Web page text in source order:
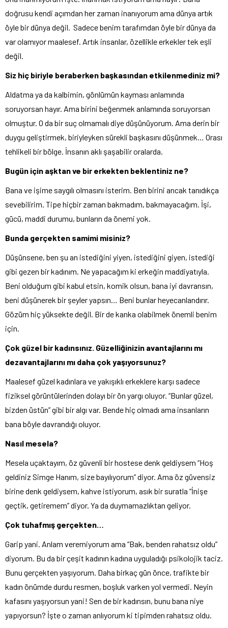
doğrusu kendi açımdan her zaman inanıyorum ama dünya artık
öyle bir dünya değil. Sadece benim tarafımdan öyle bir dünya da
var olamıyor maalesef. Artık insanlar, özellikle erkekler tek eşli
değil.
Siz hiç biriyle beraberken başkasından etkilenmediniz mi?
Aldatma ya da kalbimin, gönlümün kayması anlamında
soruyorsan hayır. Ama birini beğenmek anlamında soruyorsan
olmuştur. O da bir suç olmamalı diye düşünüyorum. Ama derin bir
duygu geliştirmek, biriyleyken sürekli başkasını düşünmek… Orası
tehlikeli bir bölge. İnsanın aklı şaşabilir oralarda.
Bugün için aşktan ve bir erkekten beklentiniz ne?
Bana ve işime saygılı olmasını isterim. Ben birini ancak tanıdıkça
sevebilirim. Tipe hiçbir zaman bakmadım, bakmayacağım. İşi,
gücü, maddi durumu, bunların da önemi yok.
Bunda gerçekten samimi misiniz?
Düşünsene, ben şu an istediğini yiyen, istediğini giyen, istediği
gibi gezen bir kadınım. Ne yapacağım ki erkeğin maddiyatıyla.
Beni olduğum gibi kabul etsin, komik olsun, bana iyi davransın,
beni düşünerek bir şeyler yapsın… Beni bunlar heyecanlandırır.
Gözüm hiç yüksekte değil. Bir de kanka olabilmek önemli benim
için.
Çok güzel bir kadınsınız. Güzelliğinizin avantajlarını mı
dezavantajlarını mı daha çok yaşıyorsunuz?
Maalesef güzel kadınlara ve yakışıklı erkeklere karşı sadece
fiziksel görüntülerinden dolayı bir ön yargı oluyor. “Bunlar güzel,
bizden üstün” gibi bir algı var. Bende hiç olmadı ama insanların
bana böyle davrandığı oluyor.
Nasıl mesela?
Mesela uçaktayım, öz güvenli bir hostese denk geldiysem “Hoş
geldiniz Simge Hanım, size bayılıyorum” diyor. Ama öz güvensiz
birine denk geldiysem, kahve istiyorum, asık bir suratla “İnişe
geçtik, getiremem” diyor. Ya da duymamazlıktan geliyor.
Çok tuhafmış gerçekten…
Garip yani. Anlam veremiyorum ama “Bak, benden rahatsız oldu”
diyorum. Bu da bir çeşit kadının kadına uyguladığı psikolojik taciz.
Bunu gerçekten yaşıyorum. Daha birkaç gün önce, trafikte bir
kadın önümde durdu resmen, boşluk varken yol vermedi. Neyin
kafasını yaşıyorsun yani! Sen de bir kadınsın, bunu bana niye
yapıyorsun? İşte o zaman anlıyorum ki tipimden rahatsız oldu.